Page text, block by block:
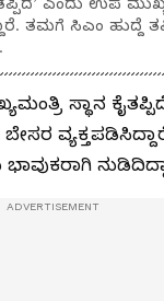
ತಮಗೆ ಸಿಎಂ ಹುದ್ದೆ
ಸ್ಥಾನ